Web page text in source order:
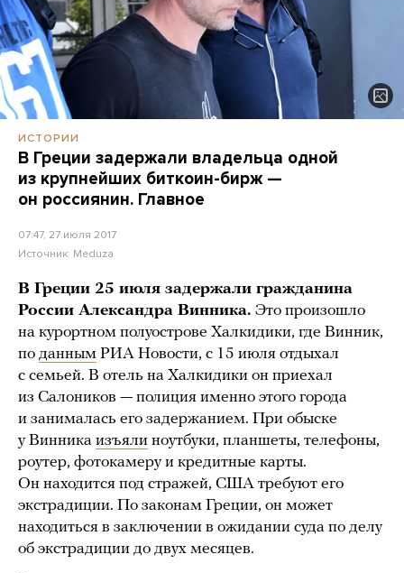
ИСТОРИИ
В Греции задержали владельца одной
из крупнейших биткоин-бирж —
он россиянин. Главное
07:47, 27 июля 2017
Источник: Meduza
В Греции 25 июля задержали гражданина
России Александра Винника. Это произошло
на курортном полуострове Халкидики, где Винник,
по данным РИА Новости, с 15 июля отдыхал
с семьей. В отель на Халкидики он приехал
из Салоников — полиция именно этого города
и занималась его задержанием. При обыске
у Винника изъяли ноутбуки, планшеты, телефоны,
роутер, фотокамеру и кредитные карты.
Он находится под стражей, США требуют его
экстрадиции. По законам Греции, он может
находиться в заключении в ожидании суда по делу
об экстрадиции до двух месяцев.